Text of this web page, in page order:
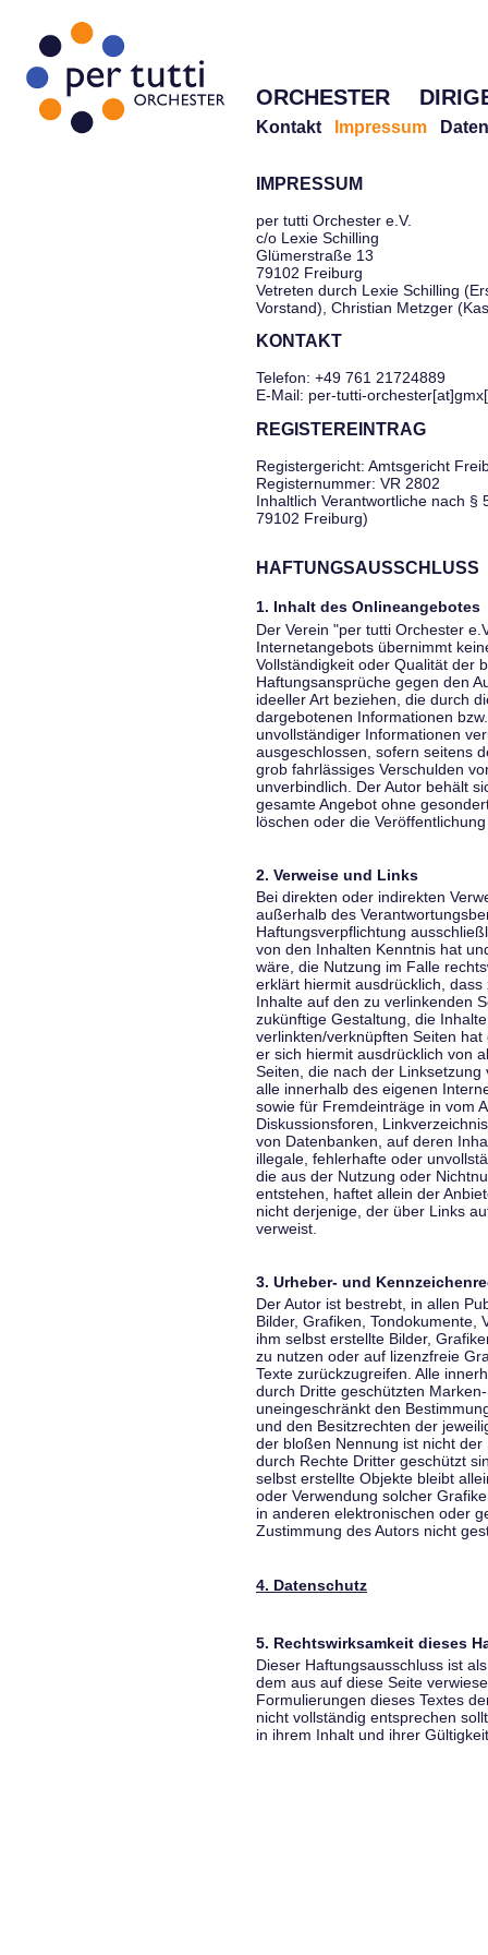
ORCHESTER
Kontakt Impressum
IMPRESSUM
per tutti Orchester e.V.
c/o Lexie Schilling
Glümerstraße 13
79102 Freiburg
Vetreten durch Lexie Schilling
Vorstand), Christian Metzger
KONTAKT
Telefon: +49 761 21724889
E-Mail: per-tutti-
REGISTEREINTRAG
Registergericht: Amtsgericht
Registernummer: VR 2802
Inhaltlich Verantwortliche nach §
79102 Freiburg)
HAFTUNGSAUSSCHLUSS
1. Inhalt des Onlineangebotes
Der Verein "per tutti Orchester
Internetangebots übernimmt
Vollständigkeit oder Qualität der
Haftungsansprüche gegen den
ideeller Art beziehen, die durch
dargebotenen Informationen
unvollständiger Informationen
ausgeschlossen, sofern seitens
grob fahrlässiges Verschulden
unverbindlich. Der Autor behält
gesamte Angebot ohne
löschen oder die
2. Verweise und Links
Bei direkten oder indirekten
außerhalb des
Haftungsverpflichtung
von den Inhalten Kenntnis hat
wäre, die Nutzung im Falle
erklärt hiermit ausdrücklich,
Inhalte auf den zu verlinkenden
zukünftige Gestaltung, die
verlinkten/verknüpften Seiten
er sich hiermit ausdrücklich von
Seiten, die nach der
alle innerhalb des eigenen
sowie für Fremdeinträge in vom
Diskussionsforen,
von Datenbanken, auf deren
illegale, fehlerhafte oder
die aus der Nutzung oder
entstehen, haftet allein der
nicht derjenige, der über Links
verweist.
3. Urheber- und
Der Autor ist bestrebt, in allen
Bilder, Grafiken, Tondokumente,
ihm selbst erstellte Bilder,
zu nutzen oder auf lizenzfreie
Texte zurückzugreifen. Alle
durch Dritte geschützten
uneingeschränkt den
und den Besitzrechten der
der bloßen Nennung ist nicht
durch Rechte Dritter geschützt
selbst erstellte Objekte bleibt
oder Verwendung solcher
in anderen elektronischen oder
Zustimmung des Autors nicht
4. Datenschutz
5. Rechtswirksamkeit dieses
Dieser Haftungsausschluss ist
dem aus auf diese Seite
Formulierungen dieses Textes
nicht vollständig entsprechen
in ihrem Inhalt und ihrer